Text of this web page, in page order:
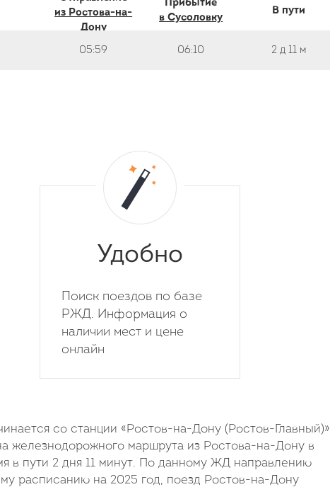
из Ростова-на-
Дону
Прибытие
в Сусоловку
В пути
05:59 06:10 2 д 11 м
Удобно
Поиск поездов по базе
РЖД. Информация о
наличии мест и цене
онлайн
со станции «Ростов-на-Дону (Ростов-Главный)»
железнодорожного маршрута из Ростова-на-Дону в
в пути 2 дня 11 минут. По данному ЖД направлению
расписанию на 2025 год, поезд Ростов-на-Дону